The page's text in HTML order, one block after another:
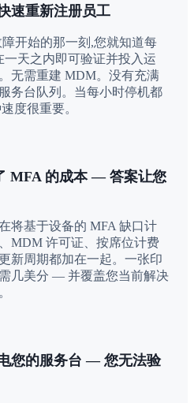
速重新注册员工
障开始的那一刻,您就知道每
天之内即可验证并投入运
无需重建 MDM。没有充满
务台队列。当每小时停机都
度很重要。
MFA 的成本 — 答案让您
将基于设备的 MFA 缺口计
MDM 许可证、按席位计费
新周期都加在一起。一张印
几美分 — 并覆盖您当前解决
您的服务台 — 您无法验